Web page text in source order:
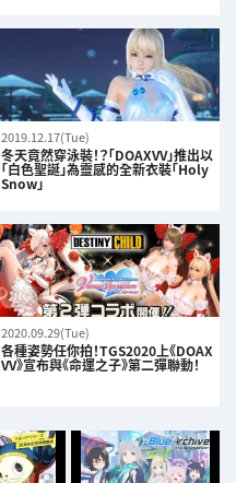
2019.12.17(Tue)
冬天竟然穿泳裝！？「DOAXVV」推出以
「白色聖誕」為靈感的全新衣裝「Holy
Snow」
2020.09.29(Tue)
各種姿勢任你拍！TGS2020上《DOAX
VV》宣布與《命運之子》第二彈聯動！